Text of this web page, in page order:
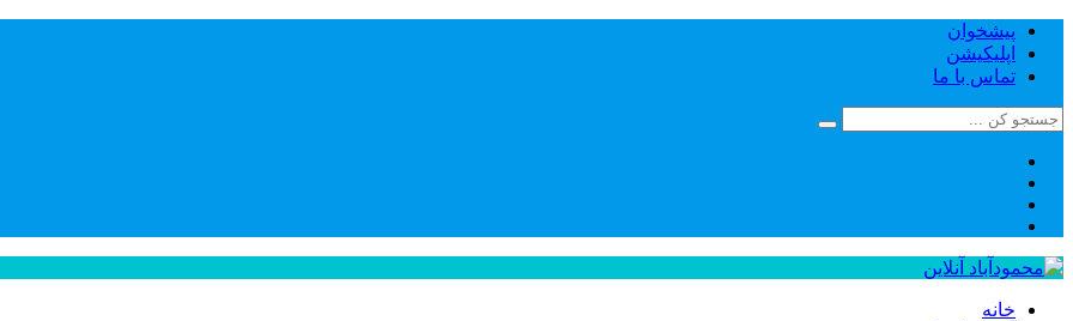
پیشخوان
اپلیکیشن
تماس با ما
خانه